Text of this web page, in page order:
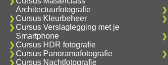
Architectuurfotografie
Cursus Kleurbeheer
Cursus Verslaglegging met je
Smartphone
Cursus HDR fotografie
Cursus Panoramafotografie
Cursus Nachtfotografie